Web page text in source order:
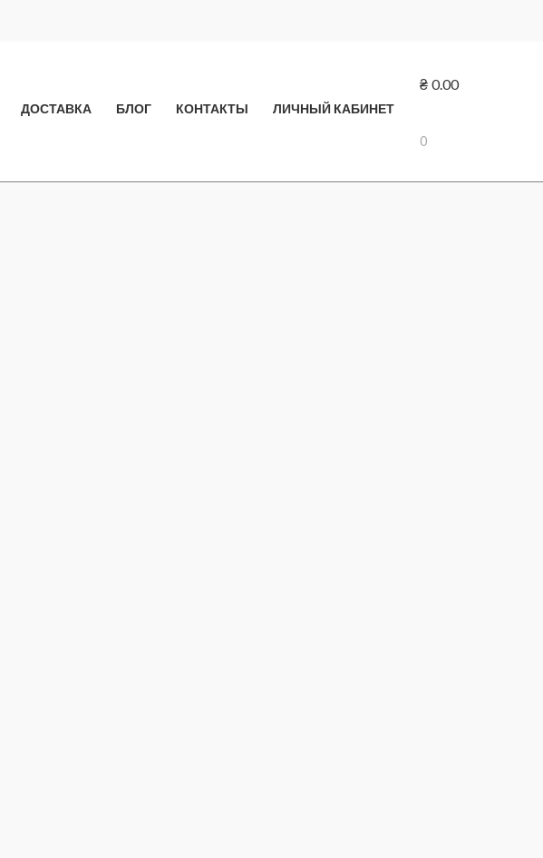
ДОСТАВКА БЛОГ КОНТАКТЫ ЛИЧНЫЙ КАБИНЕТ
₴ 0.00
0